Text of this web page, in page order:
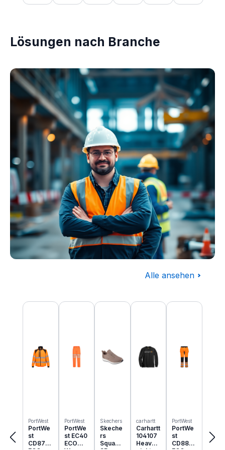
Lösungen nach Branche
Alle ansehen
Produktgalerie überspringen
PortWest
PortWe
st
CD875
PortWest
PortWe
st EC40
ECO
Skechers
Skeche
rs
Squad
carhartt
Carhartt
104107
Heavyw
PortWest
PortWe
st
CD889